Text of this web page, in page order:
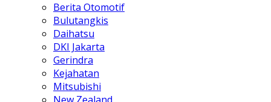
Berita Otomotif
Bulutangkis
Daihatsu
DKI Jakarta
Gerindra
Kejahatan
Mitsubishi